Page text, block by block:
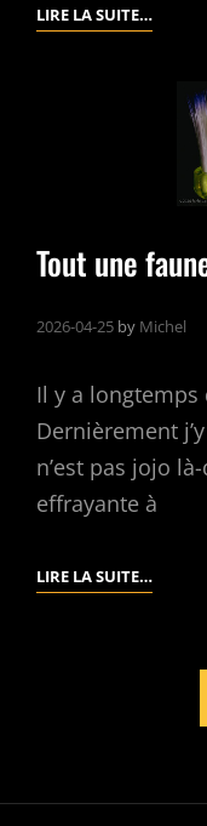
LIRE LA SUITE…
Tout une
2026-04-25 by Michel
Il y a
Dernièrement
n’est pas jojo
effrayante à
LIRE LA SUITE…TOUT